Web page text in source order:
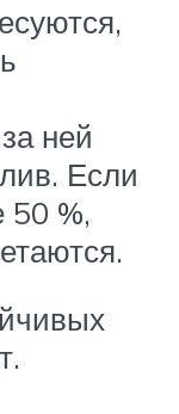
ней
Если
50 %,